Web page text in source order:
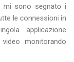
mi sono segnato i
le connessioni in
applicazione
monitorando